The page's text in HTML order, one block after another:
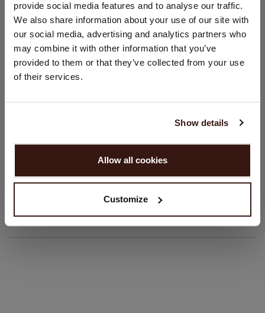
provide social media features and to analyse our traffic.
We also share information about your use of our site with
our social media, advertising and analytics partners who
may combine it with other information that you’ve
provided to them or that they’ve collected from your use
of their services.
Show details
Allow all cookies
Customize
U-Boot-Ausschnitt mit feiner Rollkante
Lange Ärmel mit Rippabschlüssen
Gerippter Saum
Gerader Schnitt
Schmale Passform
100% Bio-Kaschmir (GOTS-zertifiziert)
PFLEGEHINWEISE
VERSAND & RÜCKGABE
Sie besuchen Repeat cashmere von Niederlande (€) aus.
Möchten Sie Ihre Standort aktualisieren?
Vereinigte Staaten ($)
WEITER